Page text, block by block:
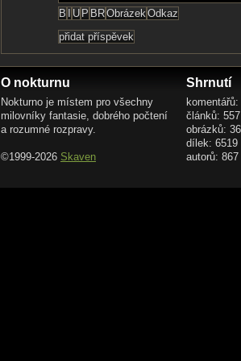
O nokturnu
Nokturno je místem pro všechny
milovníky fantasie, dobrého počtení
a rozumné rozpravy.
©1999-2026 Skaven
Shrnutí
článků: 557
obrázků:
dílek: 6519
autorů: 867